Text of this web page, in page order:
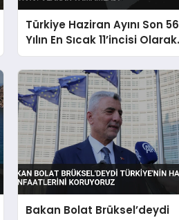
Türkiye Haziran Ayını Son 56
Yılın En Sıcak 11’incisi Olarak
Tamamladı
Bakan Bolat Brüksel’deydi